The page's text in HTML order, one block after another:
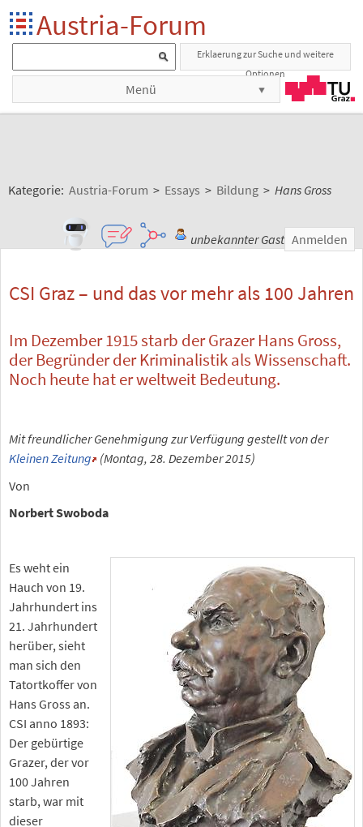
Austria-Forum
Erklaerung zur Suche und weitere
Optionen
Menü
Kategorie: Austria-Forum > Essays > Bildung > Hans Gross
unbekannter Gast Anmelden
CSI Graz – und das vor mehr als 100 Jahren
Im Dezember 1915 starb der Grazer Hans Gross,
der Begründer der Kriminalistik als Wissenschaft.
Noch heute hat er weltweit Bedeutung.
Mit freundlicher Genehmigung zur Verfügung gestellt von der
Kleinen Zeitung (Montag, 28. Dezember 2015)
Von
Norbert Swoboda
Es weht ein
Hauch von 19.
Jahrhundert ins
21. Jahrhundert
herüber, sieht
man sich den
Tatortkoffer von
Hans Gross an.
CSI anno 1893:
Der gebürtige
Grazer, der vor
100 Jahren
starb, war mit
dieser